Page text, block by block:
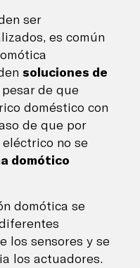
ser
es común
soluciones de
pesar de que
doméstico con
de que por
no se
domótico
domótica se
los sensores y se
los actuadores.